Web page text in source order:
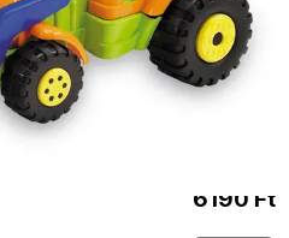
Adriatic
New
Holland
Dömper
6190 Ft